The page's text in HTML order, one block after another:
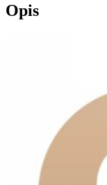
Opis